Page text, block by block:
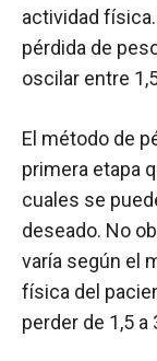
actividad
pérdida de
oscilar entre
El método de
primera etapa
cuales se
deseado. No
varía según el
física del
perder de 1,5